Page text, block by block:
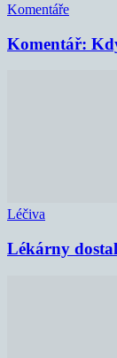
Komentáře
Komentář:
Léčiva
Lékárny